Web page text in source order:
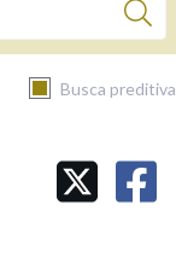
Busca preditiva